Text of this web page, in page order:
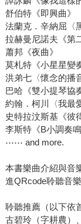
舒伯特《即興曲》
法蘭克．辛納屈〈
拉赫曼尼諾夫《第
蕭邦《夜曲》
莫札特《小星星變
洪弟七〈懷念的播
巴哈《雙小提琴協
約翰．柯川〈我最
史特拉汶斯基《彼
李斯特《B小調奏鳴
⋯⋯ and more.
本書樂曲介紹與音
進QRcode聆聽音樂
聆聽推薦（以下依
古碧玲（字耕農）